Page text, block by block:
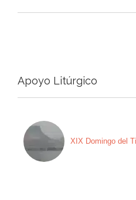
Apoyo Litúrgico
XIX Domingo del